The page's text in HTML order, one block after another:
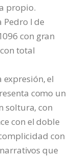
propio.
Pedro I de
con gran
total
el
como un
soltura, con
con el doble
con
que